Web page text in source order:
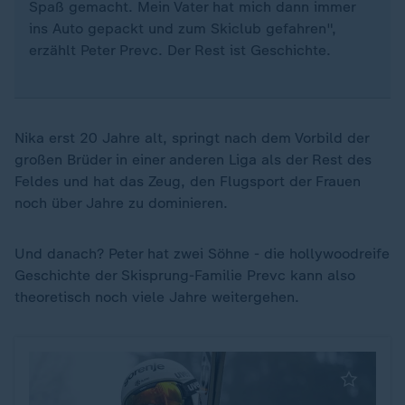
Spaß gemacht. Mein Vater hat mich dann immer
ins Auto gepackt und zum Skiclub gefahren",
erzählt Peter Prevc. Der Rest ist Geschichte.
Nika erst 20 Jahre alt, springt nach dem Vorbild der
großen Brüder in einer anderen Liga als der Rest des
Feldes und hat das Zeug, den Flugsport der Frauen
noch über Jahre zu dominieren.
Und danach? Peter hat zwei Söhne - die hollywoodreife
Geschichte der Skisprung-Familie Prevc kann also
theoretisch noch viele Jahre weitergehen.